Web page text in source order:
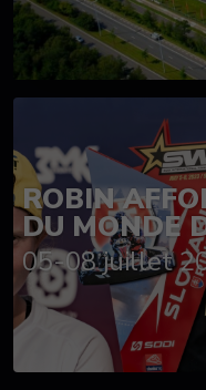
ROBIN
DU MONDE
05-08 juillet